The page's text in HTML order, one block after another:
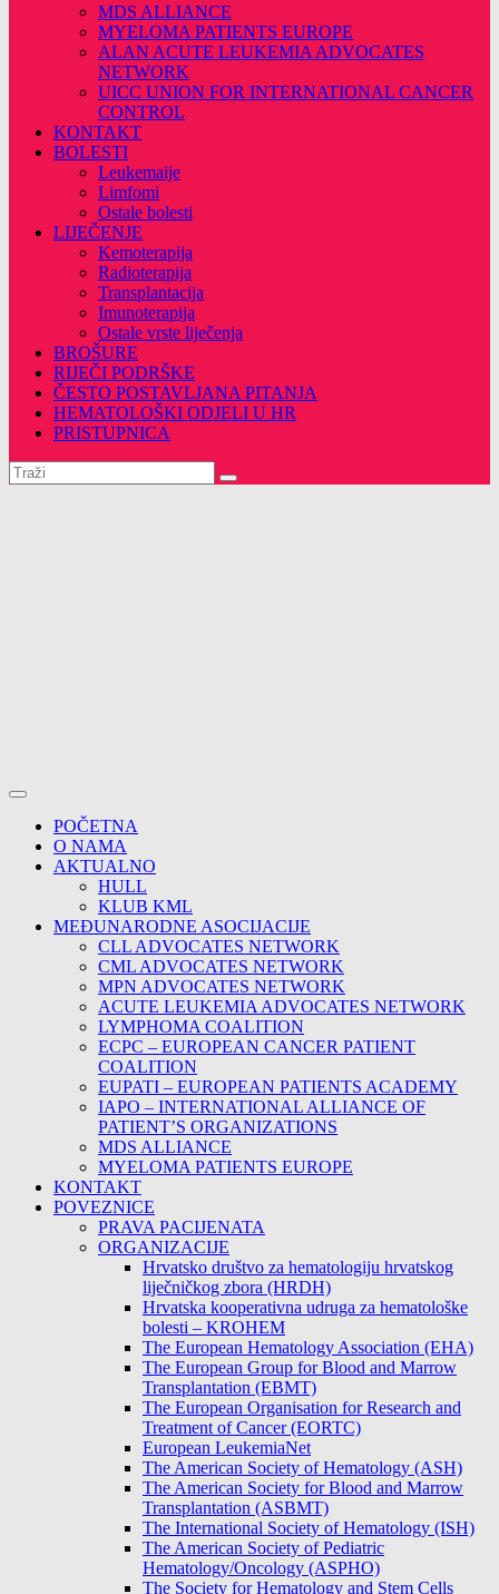
MDS ALLIANCE
MYELOMA PATIENTS EUROPE
ALAN ACUTE LEUKEMIA ADVOCATES
NETWORK
UICC UNION FOR INTERNATIONAL CANCER
CONTROL
KONTAKT
BOLESTI
Leukemaije
Limfomi
Ostale bolesti
LIJEČENJE
Kemoterapija
Radioterapija
Transplantacija
Imunoterapija
Ostale vrste liječenja
BROŠURE
RIJEČI PODRŠKE
ČESTO POSTAVLJANA PITANJA
HEMATOLOŠKI ODJELI U HR
PRISTUPNICA
POČETNA
O NAMA
AKTUALNO
HULL
KLUB KML
MEĐUNARODNE ASOCIJACIJE
CLL ADVOCATES NETWORK
CML ADVOCATES NETWORK
MPN ADVOCATES NETWORK
ACUTE LEUKEMIA ADVOCATES NETWORK
LYMPHOMA COALITION
ECPC – EUROPEAN CANCER PATIENT
COALITION
EUPATI – EUROPEAN PATIENTS ACADEMY
IAPO – INTERNATIONAL ALLIANCE OF
PATIENT’S ORGANIZATIONS
MDS ALLIANCE
MYELOMA PATIENTS EUROPE
KONTAKT
POVEZNICE
PRAVA PACIJENATA
ORGANIZACIJE
Hrvatsko društvo za hematologiju hrvatskog
liječničkog zbora (HRDH)
Hrvatska kooperativna udruga za hematološke
bolesti – KROHEM
The European Hematology Association (EHA)
The European Group for Blood and Marrow
Transplantation (EBMT)
The European Organisation for Research and
Treatment of Cancer (EORTC)
European LeukemiaNet
The American Society of Hematology (ASH)
The American Society for Blood and Marrow
Transplantation (ASBMT)
The International Society of Hematology (ISH)
The American Society of Pediatric
Hematology/Oncology (ASPHO)
The Society for Hematology and Stem Cells